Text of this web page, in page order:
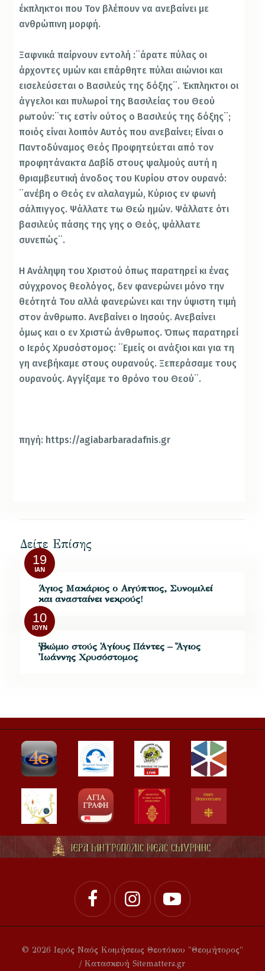
έκπληκτοι που Τον βλέπουν να ανεβαίνει με
ανθρώπινη μορφή.
Ξαφνικά παίρνουν εντολή :¨άρατε πύλας οι
άρχοντες υμών και επάρθητε πύλαι αιώνιοι και
εισελεύσεται ο Βασιλεύς της δόξης¨. Έκπληκτοι οι
άγγελοι και πυλωροί της Βασιλείας του Θεού
ρωτούν:¨τις εστίν ούτος ο Βασιλεύς της δόξης¨;
ποιός είναι λοιπόν Αυτός που ανεβαίνει; Είναι ο
Παντοδύναμος Θεός Προφητεύεται από τον
προφητάνακτα Δαβίδ στους ψαλμούς αυτή η
θριαμβευτική άνοδος του Κυρίου στον ουρανό:
¨ανέβη ο Θεός εν αλαλαγμώ, Κύριος εν φωνή
σάλπιγγος. Ψάλλατε τω Θεώ ημών. Ψάλλατε ότι
βασιλεύς πάσης της γης ο Θεός, ψάλλατε
συνεπώς¨.
Η Ανάληψη του Χριστού όπως παρατηρεί κι ένας
σύγχρονος θεολόγος, δεν φανερώνει μόνο την
θεότητά Του αλλά φανερώνει και την ύψιστη τιμή
στον άνθρωπο. Ανεβαίνει ο Ιησούς. Ανεβαίνει
όμως και ο εν Χριστώ άνθρωπος. Όπως παρατηρεί
ο Ιερός Χρυσόστομος: ¨Εμείς οι ανάξιοι και για τη
γη ανεβήκαμε στους ουρανούς. Ξεπεράσαμε τους
ουρανούς. Αγγίξαμε το θρόνο του Θεού¨.
πηγή: https://agiabarbaradafnis.gr
Δείτε Επίσης
19
ΙΑΝ
Άγιος Μακάριος ο Αιγύπτιος, Συνομιλεί
και ανασταίνει νεκρούς!
10
ΙΟΎΝ
Ἐγκώμιο στούς Ἁγίους Πάντες – Ἅγιος
Ἰωάννης Χρυσόστομος
© 2026 Ιερός Ναός Κοιμήσεως Θεοτόκου "Θεομήτορος"
/ Κατασκευή Sitematters.gr